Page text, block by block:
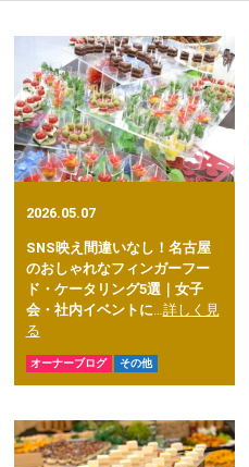
2026.05.07
SNS映え間違いなし！名古屋
のおしゃれなフィンガーフー
ド・ケータリング5選｜女子
会・社内イベントに
詳しく見
る
オーナーブログ その他